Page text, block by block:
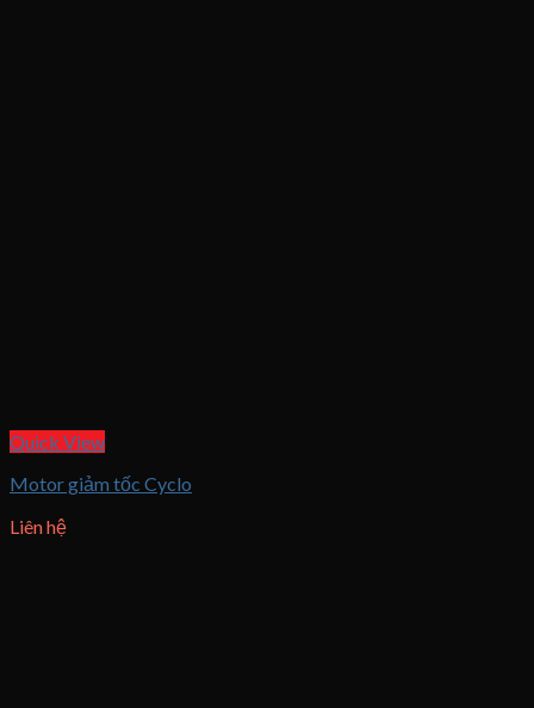
Quick View
Motor giảm tốc Cyclo
Liên hệ